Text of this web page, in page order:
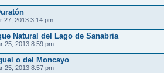
27, 2013 3:14 pm
Natural del Lago de Sanabria
25, 2013 8:59 pm
o del Moncayo
25, 2013 8:57 pm